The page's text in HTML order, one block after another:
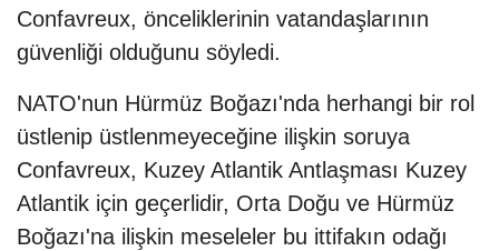
Confavreux, önceliklerinin vatandaşlarının
güvenliği olduğunu söyledi.
NATO'nun Hürmüz Boğazı'nda herhangi bir rol
üstlenip üstlenmeyeceğine ilişkin soruya
Confavreux, Kuzey Atlantik Antlaşması Kuzey
Atlantik için geçerlidir, Orta Doğu ve Hürmüz
Boğazı'na ilişkin meseleler bu ittifakın odağı